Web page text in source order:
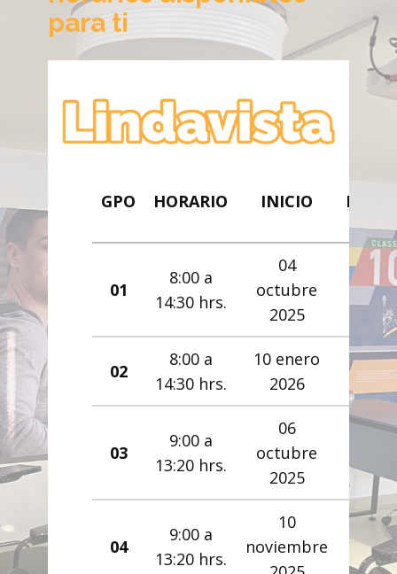
para ti
INICIO MODALIDAD
8:00 a
hrs.
octubre
semana
8:00 a
hrs.
2026
Fin de
semana
9:00 a
hrs.
octubre
Matutino
9:00 a
hrs.
noviembre
Matutino
8:00 a
14:30 hrs.
9:00 a
13:20 hrs.
9:00 a
13:20 hrs.